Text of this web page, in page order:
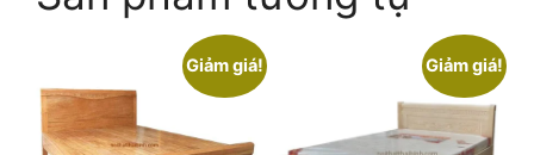
Giảm giá! Giảm giá!